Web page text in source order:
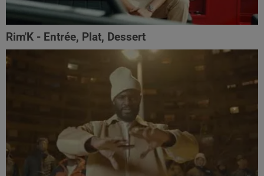
Rim'K - Entrée, Plat, Dessert